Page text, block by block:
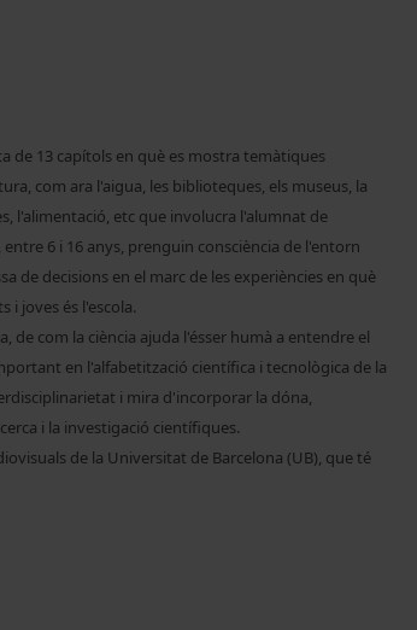
de 13 capítols en què es mostra temàtiques
com ara l'aigua, les biblioteques, els museus, la
l'alimentació, etc que involucra l'alumnat de
6 i 16 anys, prenguin consciència de l'entorn
de decisions en el marc de les experiències en què
i joves és l'escola.
de com la ciència ajuda l'ésser humà a entendre el
en l'alfabetització científica i tecnològica de la
i mira d'incorporar la dóna,
i la investigació científiques.
de la Universitat de Barcelona (UB), que té